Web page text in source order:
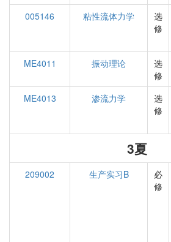
005146
粘性流体力学
选
修
ME4011 振动理论
选
修
ME4013
渗流力学
选
修
3夏
209002 生产实习B
必
修